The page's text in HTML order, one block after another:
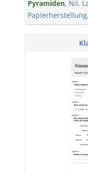
Pyramiden, Nil,
Papierherstellung,